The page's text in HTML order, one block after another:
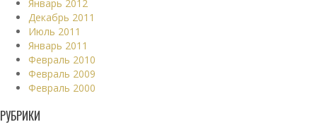
Январь 2012
Декабрь 2011
Июль 2011
Январь 2011
Февраль 2010
Февраль 2009
Февраль 2000
РУБРИКИ